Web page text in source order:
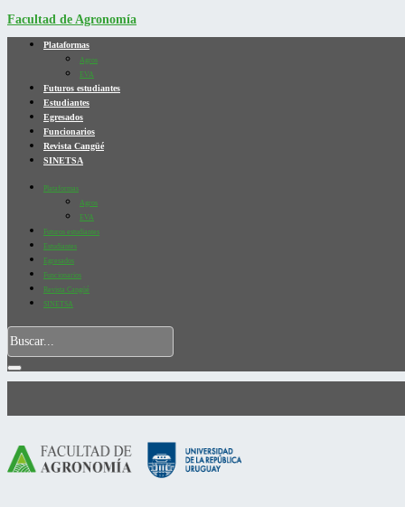
Facultad de Agronomía
Plataformas
Agros
EVA
Futuros estudiantes
Estudiantes
Egresados
Funcionarios
Revista Cangüé
SINETSA
Plataformas
Agros
EVA
Futuros estudiantes
Estudiantes
Egresados
Funcionarios
Revista Cangüé
SINETSA